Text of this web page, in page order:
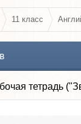
11 класс
тетрадь